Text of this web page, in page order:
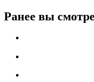
Ранее вы